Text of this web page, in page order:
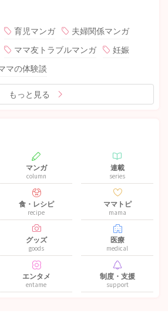
育児マンガ
夫婦関係マンガ
ママ友トラブルマンガ
妊娠
マの体験談
もっと見る
マンガ
column
連載
series
食・レシピ
recipe
ママトピ
mama
グッズ
goods
医療
medical
エンタメ
entame
制度・支援
support